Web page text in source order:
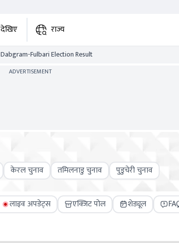
देखिए राज्य
Dabgram-Fulbari Election Result
ADVERTISEMENT
केरल चुनाव तमिलनाडु चुनाव पुडुचेरी चुनाव
लाइव अपडेट्स एक्जिट पोल शेड्यूल